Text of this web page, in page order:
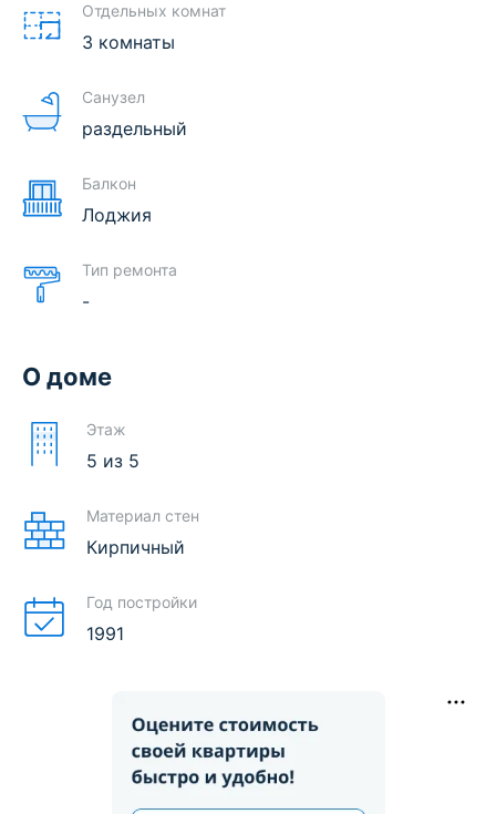
Отдельных комнат
3 комнаты
Санузел
раздельный
Балкон
Лоджия
Тип ремонта
-
О доме
Этаж
5 из 5
Материал стен
Кирпичный
Год постройки
1991